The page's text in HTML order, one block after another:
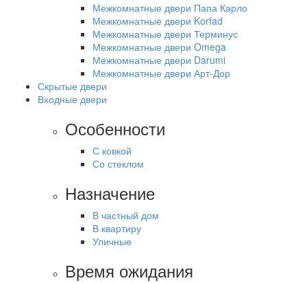
Межкомнатные двери Папа Карло
Межкомнатные двери Korfad
Межкомнатные двери Терминус
Межкомнатные двери Omega
Межкомнатные двери Darumi
Межкомнатные двери Арт-Дор
Скрытые двери
Входные двери
Особенности
С ковкой
Со стеклом
Назначение
В частный дом
В квартиру
Уличные
Время ожидания